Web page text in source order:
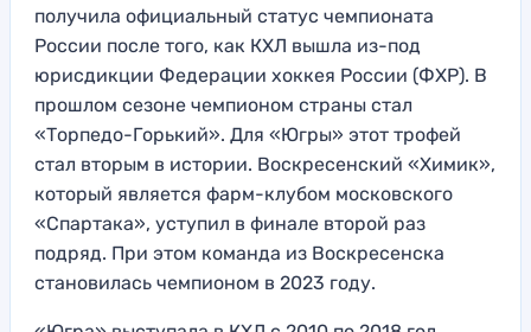
получила официальный статус чемпионата
России после того, как КХЛ вышла из-под
юрисдикции Федерации хоккея России (ФХР). В
прошлом сезоне чемпионом страны стал
«Торпедо-Горький». Для «Югры» этот трофей
стал вторым в истории. Воскресенский «Химик»,
который является фарм-клубом московского
«Спартака», уступил в финале второй раз
подряд. При этом команда из Воскресенска
становилась чемпионом в 2023 году.